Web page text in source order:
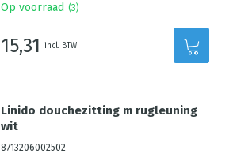
Op voorraad (3)
15,31 incl. BTW
Linido douchezitting m rugleuning
wit
8713206002502